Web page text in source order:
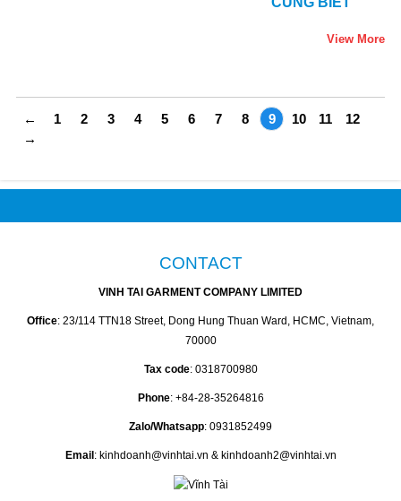
View More
← 1 2 3 4 5 6 7 8 9 10 11
12
→
CONTACT
VINH TAI GARMENT COMPANY LIMITED
Office: 23/114 TTN18 Street, Dong Hung Thuan Ward, HCMC, Vietnam,
70000
Tax code: 0318700980
Phone: +84-28-35264816
Zalo/Whatsapp: 0931852499
Email : kinhdoanh@vinhtai.vn & kinhdoanh2@vinhtai.vn